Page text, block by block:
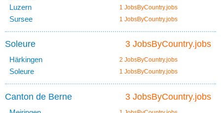
Luzern 1 JobsByCountry.jobs
Sursee 1 JobsByCountry.jobs
3 JobsByCountry.jobs
Soleure
Härkingen 2 JobsByCountry.jobs
Soleure 1 JobsByCountry.jobs
3 JobsByCountry.jobs
Canton de Berne